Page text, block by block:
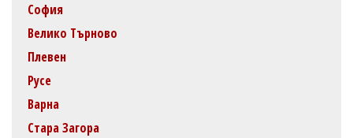
София
Велико Търново
Плевен
Русе
Варна
Стара Загора